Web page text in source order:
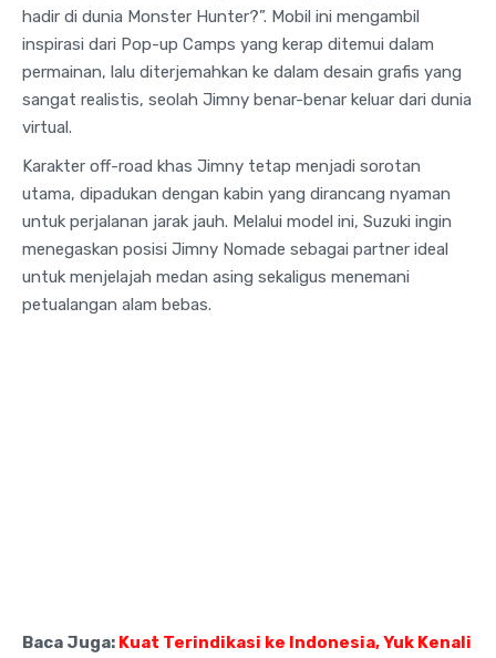
hadir di dunia Monster Hunter?”. Mobil ini mengambil
inspirasi dari Pop-up Camps yang kerap ditemui dalam
permainan, lalu diterjemahkan ke dalam desain grafis yang
sangat realistis, seolah Jimny benar-benar keluar dari dunia
virtual.
Karakter off-road khas Jimny tetap menjadi sorotan
utama, dipadukan dengan kabin yang dirancang nyaman
untuk perjalanan jarak jauh. Melalui model ini, Suzuki ingin
menegaskan posisi Jimny Nomade sebagai partner ideal
untuk menjelajah medan asing sekaligus menemani
petualangan alam bebas.
Baca Juga: Kuat Terindikasi ke Indonesia, Yuk Kenali